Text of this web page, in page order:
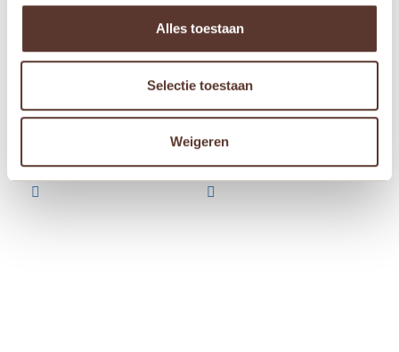
Alles toestaan
Selectie toestaan
Weigeren
Janod Magnetibook –
Moduloform

Janod Magnetibook –
Dieren
€ 19,95
